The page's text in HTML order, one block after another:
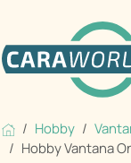
Hobby
Hobby Vantana